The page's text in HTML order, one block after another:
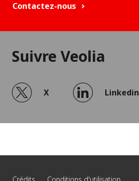
Contactez-nous
Suivre Veolia
X Linkedin